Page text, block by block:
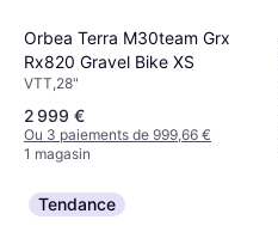
Orbea Terra M30team Grx
Rx820 Gravel Bike XS
VTT,28"
2 999 €
Ou 3 paiements de 999,66 €
1 magasin
Tendance